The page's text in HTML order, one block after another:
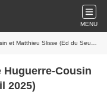
MENU
Matthieu Slisse (Ed du Seuil 2025)
Huguerre-Cousin
2025)